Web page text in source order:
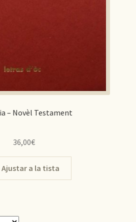
– Novèl Testament
36,00€
Ajustar a la tista